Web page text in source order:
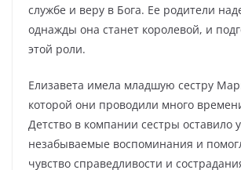
службе и веру в Бога. Ее родители
однажды она станет королевой, и
этой роли.
Елизавета имела младшую сестру
которой они проводили много
Детство в компании сестры оставило
незабываемые воспоминания и
чувство справедливости и